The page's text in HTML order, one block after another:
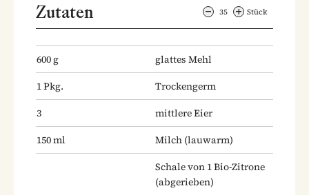
Zutaten 35 Stück
600g
glattes Mehl
1Pkg.
Trockengerm
3
mittlere Eier
150ml Milch (lauwarm)
Schale von 1 Bio-Zitrone
(abgerieben)